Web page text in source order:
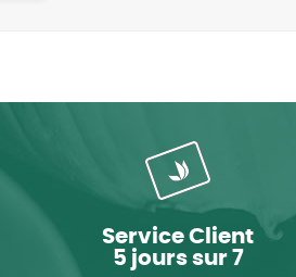
Service Client
5 jours sur 7